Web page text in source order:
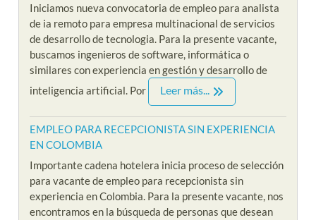
Iniciamos nueva convocatoria de empleo para analista
de ia remoto para empresa multinacional de servicios
de desarrollo de tecnologia. Para la presente vacante,
buscamos ingenieros de software, informática o
similares con experiencia en gestión y desarrollo de
inteligencia artificial. Por
Leer más...
EMPLEO PARA RECEPCIONISTA SIN EXPERIENCIA
EN COLOMBIA
Importante cadena hotelera inicia proceso de selección
para vacante de empleo para recepcionista sin
experiencia en Colombia. Para la presente vacante, nos
encontramos en la búsqueda de personas que desean